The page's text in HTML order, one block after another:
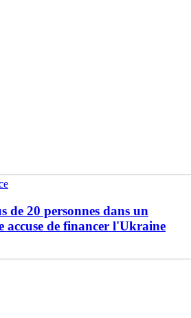
de 20 personnes dans un
accuse de financer l'Ukraine